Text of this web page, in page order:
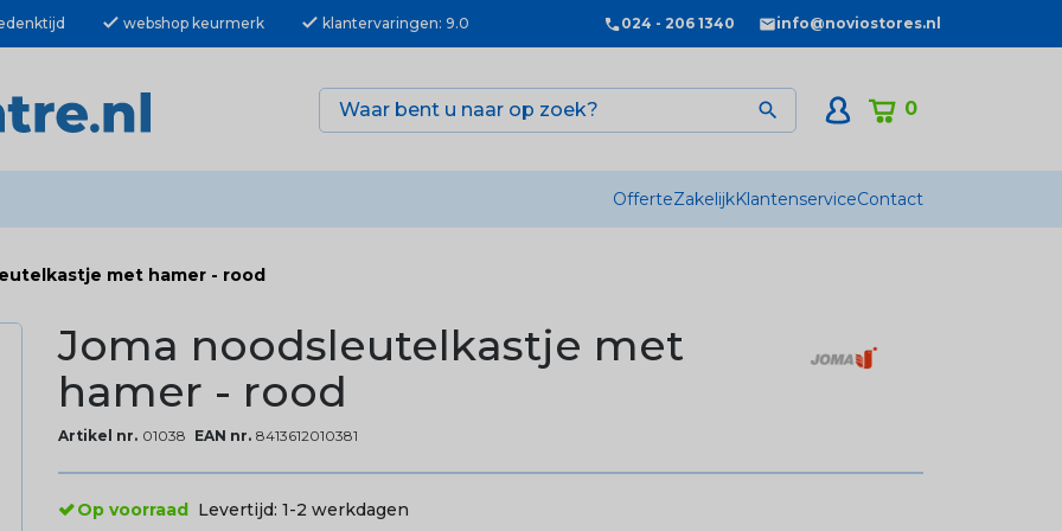
check webshop keurmerk check klantervaringen: 9.0 024 - 206 1340 info@noviostores.nl
0

OfferteZakelijkKlantenserviceContact
met hamer - rood
Joma noodsleutelkastje met
hamer - rood
Artikel nr. 01038 EAN nr. 8413612010381
Op voorraad Levertijd: 1-2 werkdagen